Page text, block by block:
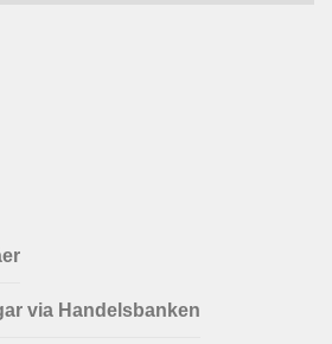
via Handelsbanken